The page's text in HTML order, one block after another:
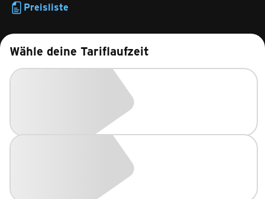
Preisliste
Wähle deine Tariflaufzeit